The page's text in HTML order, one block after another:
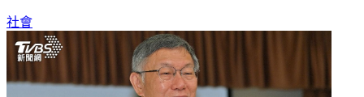
社會